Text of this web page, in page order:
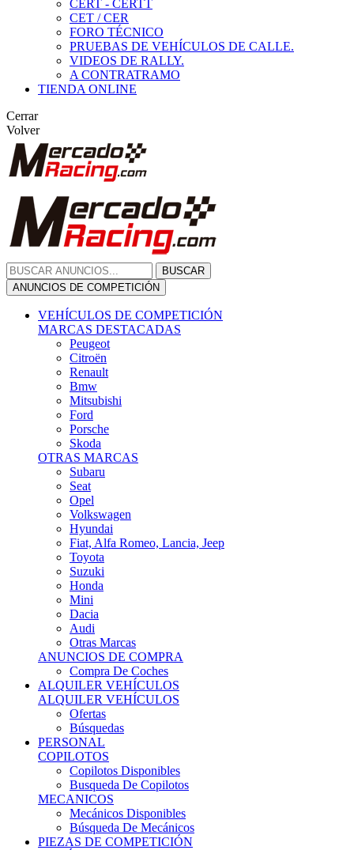
CERT - CERTT
CET / CER
FORO TÉCNICO
PRUEBAS DE VEHÍCULOS DE CALLE.
VIDEOS DE RALLY.
A CONTRATRAMO
TIENDA ONLINE
Cerrar
Volver
BUSCAR
ANUNCIOS DE COMPETICIÓN
VEHÍCULOS DE COMPETICIÓN
MARCAS DESTACADAS
Peugeot
Citroën
Renault
Bmw
Mitsubishi
Ford
Porsche
Skoda
OTRAS MARCAS
Subaru
Seat
Opel
Volkswagen
Hyundai
Fiat, Alfa Romeo, Lancia, Jeep
Toyota
Suzuki
Honda
Mini
Dacia
Audi
Otras Marcas
ANUNCIOS DE COMPRA
Compra De Coches
ALQUILER VEHÍCULOS
ALQUILER VEHÍCULOS
Ofertas
Búsquedas
PERSONAL
COPILOTOS
Copilotos Disponibles
Busqueda De Copilotos
MECANICOS
Mecánicos Disponibles
Búsqueda De Mecánicos
PIEZAS DE COMPETICIÓN